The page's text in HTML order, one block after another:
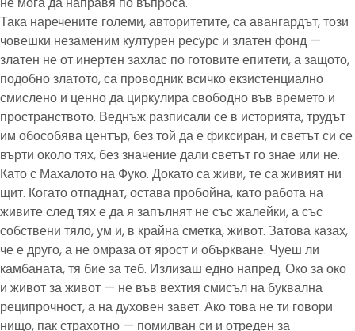
Така наречените големи, авторитетите, са авангардът, този
човешки незаменим културен ресурс и златен фонд —
златен не от инертен захлас по готовите епитети, а защото,
подобно златото, са проводник всичко екзистенциално
смислено и ценно да циркулира свободно във времето и
пространството. Веднъж разписали се в историята, трудът
им обособява център, без той да е фиксиран, и светът си се
върти около тях, без значение дали светът го знае или не.
Като с Махалото на Фуко. Докато са живи, те са живият ни
щит. Когато отпаднат, остава пробойна, като работа на
живите след тях е да я запълнят не със жалейки, а със
собствени тяло, ум и, в крайна сметка, живот. Затова казах,
че е друго, а не омраза от ярост и объркване. Чуеш ли
камбаната, тя бие за теб. Излизаш едно напред. Око за око
и живот за живот — не във вехтия смисъл на буквална
реципрочност, а на духовен завет. Ако това не ти говори
нищо, пак страхотно — помилван си и отреден за